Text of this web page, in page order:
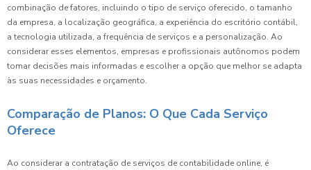
combinação de fatores, incluindo o tipo de serviço oferecido, o tamanho
da empresa, a localização geográfica, a experiência do escritório contábil,
a tecnologia utilizada, a frequência de serviços e a personalização. Ao
considerar esses elementos, empresas e profissionais autônomos podem
tomar decisões mais informadas e escolher a opção que melhor se adapta
às suas necessidades e orçamento.
Comparação de Planos: O Que Cada Serviço
Oferece
Ao considerar a contratação de serviços de contabilidade online, é